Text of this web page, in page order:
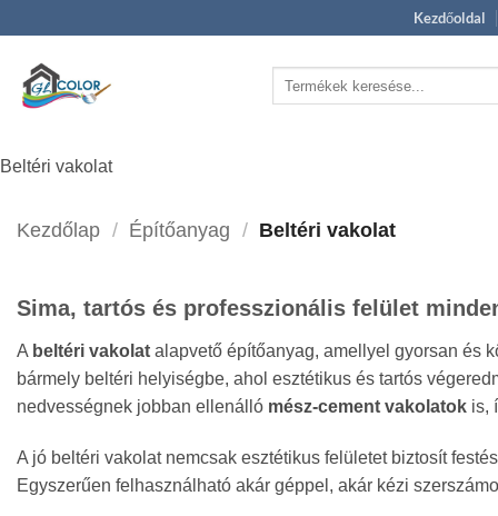
to
content
Kezdőoldal
Beltéri vakolat
Kezdőlap / Építőanyag / Beltéri vakolat
Sima, tartós és professzionális felület
A beltéri vakolat alapvető építőanyag, amellyel gyorsan és
bármely beltéri helyiségbe, ahol esztétikus és tartós
nedvességnek jobban ellenálló mész‑cement vakolatok is,
A jó beltéri vakolat nemcsak esztétikus felületet biztosít
Egyszerűen felhasználható akár géppel, akár kézi